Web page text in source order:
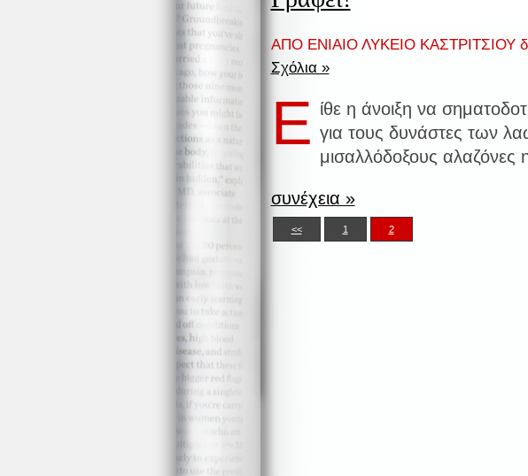
ΑΠΟ ΕΝΙΑΙΟ ΛΥΚΕΙΟ ΚΑΣΤΡΙΤΣΙΟΥ
Σχόλια »
Ε ίθε η άνοιξη να
για τους δυνάστες των
μισαλλόδοξους αλαζόνες
συνέχεια »
<< 1 2